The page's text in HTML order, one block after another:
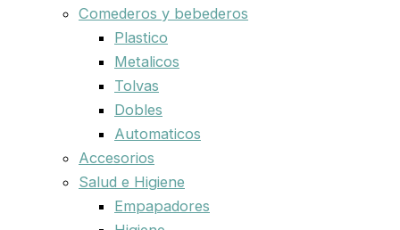
Comederos y bebederos
Plastico
Metalicos
Tolvas
Dobles
Automaticos
Accesorios
Salud e Higiene
Empapadores